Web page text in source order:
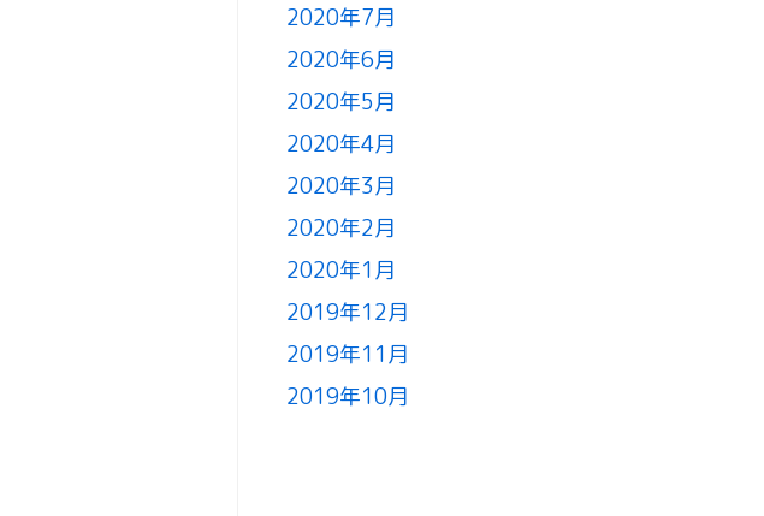
2020年7月
2020年6月
2020年5月
2020年4月
2020年3月
2020年2月
2020年1月
2019年12月
2019年11月
2019年10月